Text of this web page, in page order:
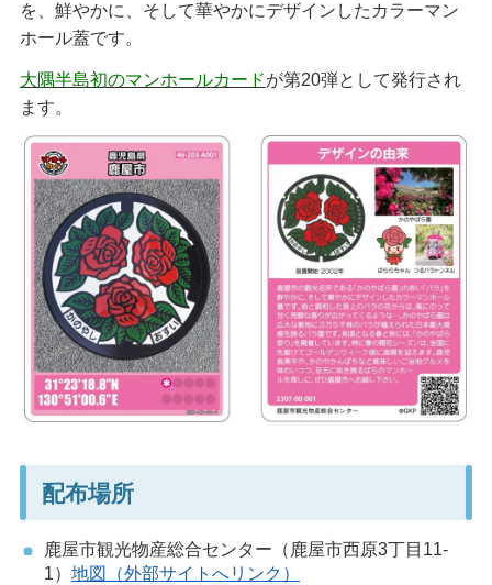
を、鮮やかに、そして華やかにデザインしたカラーマン
ホール蓋です。
大隅半島初のマンホールカードが第20弾として発行され
ます。
配布場所
鹿屋市観光物産総合センター（鹿屋市西原3丁目11-
1） 地図（外部サイトへリンク）